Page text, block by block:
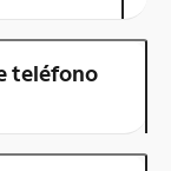
teléfono